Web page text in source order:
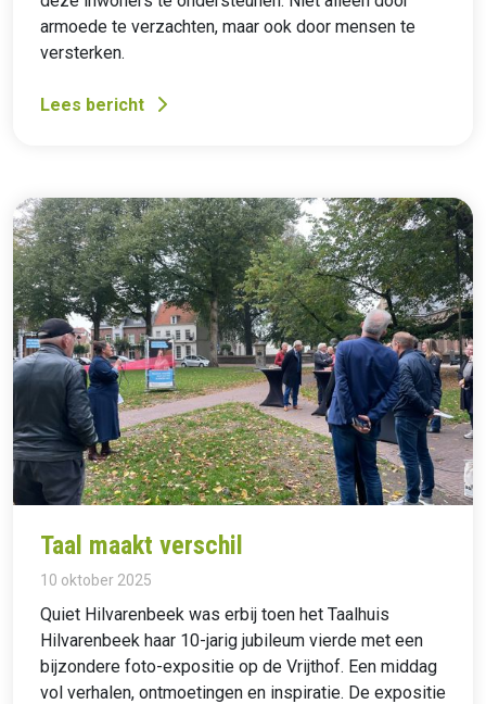
armoede te verzachten, maar ook door mensen te
versterken.
Lees bericht
Taal maakt verschil
10 oktober 2025
Quiet Hilvarenbeek was erbij toen het Taalhuis
Hilvarenbeek haar 10-jarig jubileum vierde met een
bijzondere foto-expositie op de Vrijthof. Een middag
vol verhalen, ontmoetingen en inspiratie. De expositie